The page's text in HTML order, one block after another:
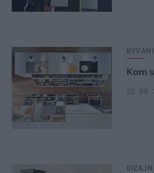
Kam
22. 06.
DIZAJN